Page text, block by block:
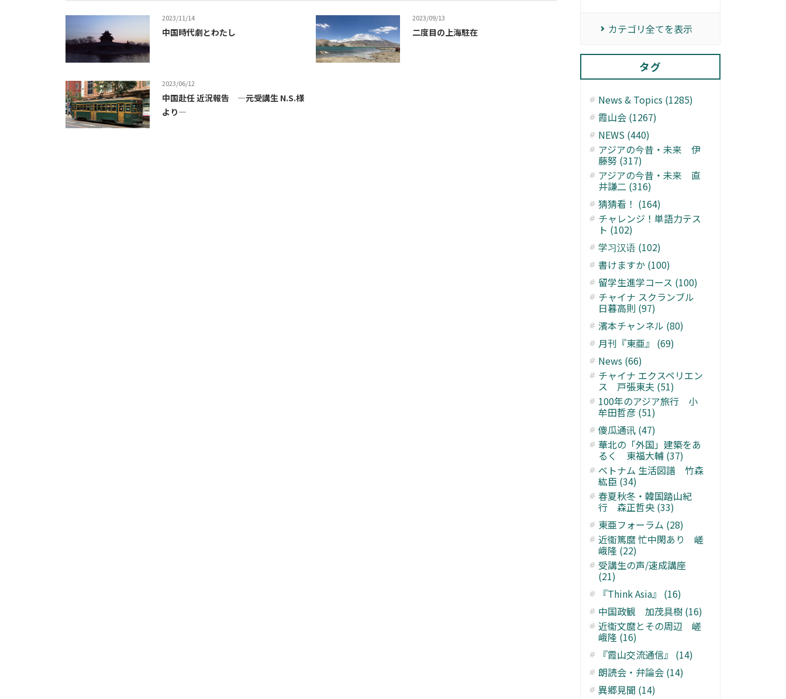
2023/11/14
中国時代劇とわたし
2023/09/13
二度目の上海駐在
2023/06/12
中国赴任 近況報告 ―元受講生 N.S.様
より―
カテゴリ全てを表示
タグ
News & Topics (1285)
霞山会 (1267)
NEWS (440)
アジアの今昔・未来 伊
藤努 (317)
アジアの今昔・未来 直
井謙二 (316)
猜猜看！ (164)
チャレンジ！単語力テス
ト (102)
学习汉语 (102)
書けますか (100)
留学生進学コース (100)
チャイナ スクランブル
日暮高則 (97)
濱本チャンネル (80)
月刊『東亜』 (69)
News (66)
チャイナ エクスペリエン
ス 戸張東夫 (51)
100年のアジア旅行 小
牟田哲彦 (51)
傻瓜通讯 (47)
華北の「外国」建築をあ
るく 東福大輔 (37)
ベトナム 生活図譜 竹森
紘臣 (34)
春夏秋冬・韓国踏山紀
行 森正哲央 (33)
東亜フォーラム (28)
近衞篤麿 忙中閑あり 嵯
峨隆 (22)
受講生の声/速成講座
(21)
『Think Asia』 (16)
中国政観 加茂具樹 (16)
近衞文麿とその周辺 嵯
峨隆 (16)
『霞山交流通信』 (14)
朗読会・弁論会 (14)
異郷見聞 (14)